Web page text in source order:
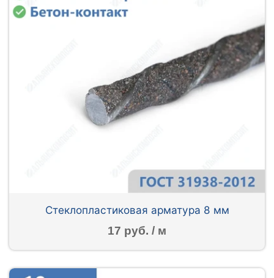
Стеклопластиковая арматура 8 мм
17 руб. / м